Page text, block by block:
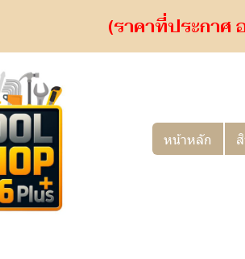
(ราคาที่ประกาศ
หน้าหลัก